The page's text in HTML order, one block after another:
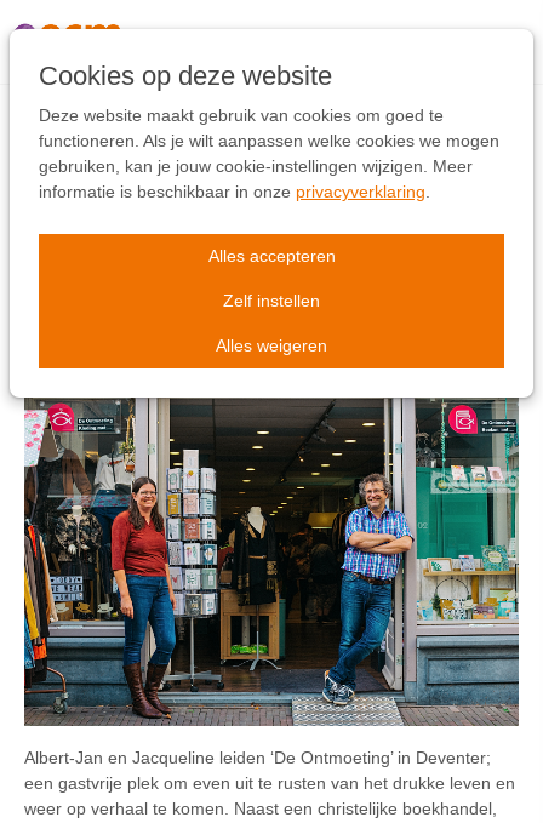
Cookies op deze website
Deze website maakt gebruik van cookies om goed te
functioneren. Als je wilt aanpassen welke cookies we mogen
gebruiken, kan je jouw cookie-instellingen wijzigen. Meer
informatie is beschikbaar in onze privacyverklaring
Alles accepteren
Zelf instellen
Alles weigeren
overslaan
naar
de
inhoud
Ga
naar
navigatie
Ontmoeting in de winkel
De Ontmoeting, Deventer
ECM Nederland
Sociale projecten, Evangelisatie
Albert-Jan en Jacqueline leiden ‘De Ontmoeting’ in Deventer;
een gastvrije plek om even uit te rusten van het drukke leven en
weer op verhaal te komen. Naast een christelijke boekhandel,